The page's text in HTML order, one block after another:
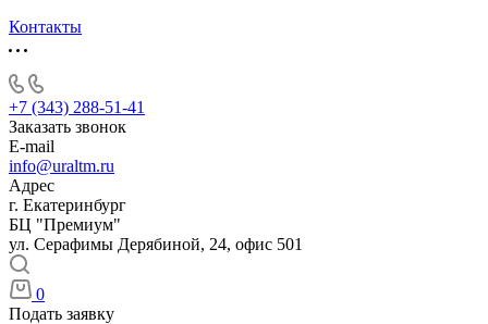
Контакты
+7 (343) 288-51-41
Заказать звонок
E-mail
info@uraltm.ru
Адрес
г. Екатеринбург
БЦ "Премиум"
ул. Серафимы Дерябиной, 24, офис 501
0
Подать заявку